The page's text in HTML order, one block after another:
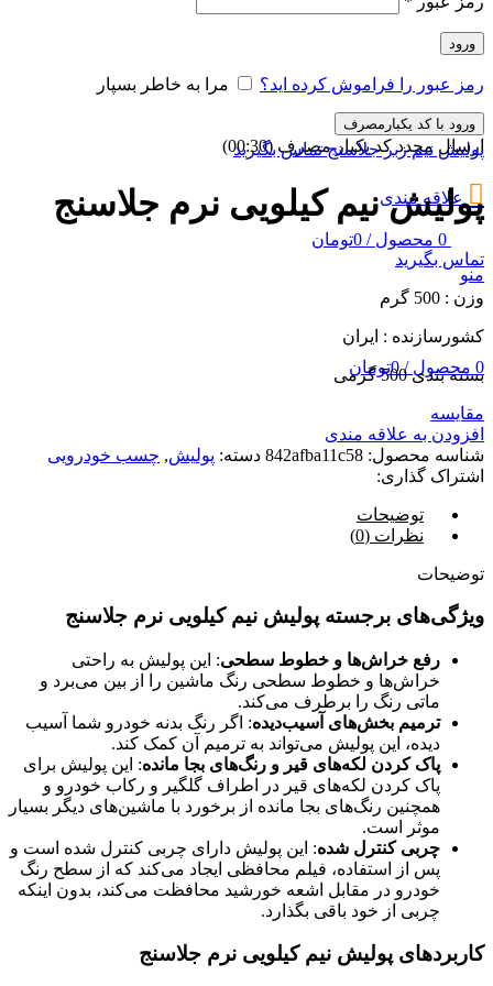
ورود
رمز عبور را فراموش کرده اید؟ مرا به خاطر بسپار
ورود با کد یکبارمصرف
ارسال مجدد کد یکبار مصرف(00:
30
)
علاقه مندی
0 محصول /
0تومان
منو
0 محصول /
0تومان
پولیش نیم زبر جلاسنجتماس بگیرید
پولیش نیم کیلویی نرم جلاسنج
تماس بگیرید
وزن : 500 گرم
کشورسازنده : ایران
بسته بندی 500 گرمی
مقایسه
افزودن به علاقه مندی
شناسه محصول: 842afba11c58 دسته: پولیش, چسب خودرویی
اشتراک گذاری:
توضیحات
نظرات (0)
توضیحات
ویژگی‌های برجسته پولیش نیم کیلویی نرم جلاسنج
رفع خراش‌ها و خطوط سطحی: این پولیش به راحتی
خراش‌ها و خطوط سطحی رنگ ماشین را از بین می‌برد و
ماتی رنگ را برطرف می‌کند.
ترمیم بخش‌های آسیب‌دیده: اگر رنگ بدنه خودرو شما آسیب
دیده، این پولیش می‌تواند به ترمیم آن کمک کند.
پاک کردن لکه‌های قیر و رنگ‌های بجا مانده: این پولیش برای
پاک کردن لکه‌های قیر در اطراف گلگیر و رکاب خودرو و
همچنین رنگ‌های بجا مانده از برخورد با ماشین‌های دیگر بسیار
موثر است.
چربی کنترل شده: این پولیش دارای چربی کنترل شده است و
پس از استفاده، فیلم محافظی ایجاد می‌کند که از سطح رنگ
خودرو در مقابل اشعه خورشید محافظت می‌کند، بدون اینکه
چربی از خود باقی بگذارد.
کاربردهای پولیش نیم کیلویی نرم جلاسنج